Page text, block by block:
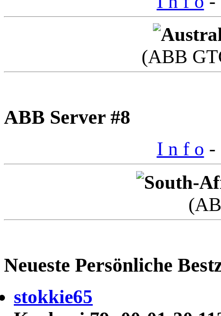
(ABB
ABB Server #8
I n f o -
Neueste Persönliche
stokkie65